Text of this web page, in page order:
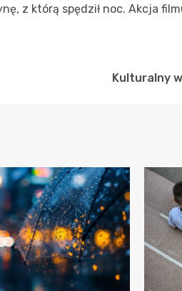
z którą spędził noc. Akcja
Kulturalny